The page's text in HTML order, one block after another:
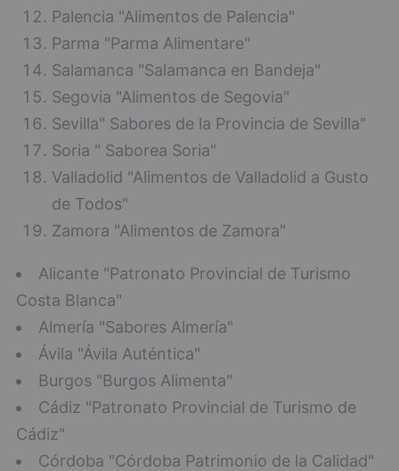
Palencia "Alimentos de Palencia"
Parma "Parma Alimentare"
Salamanca "Salamanca en Bandeja"
Segovia "Alimentos de Segovia"
Sevilla" Sabores de la Provincia de Sevilla"
Soria " Saborea Soria"
Valladolid "Alimentos de Valladolid a Gusto
de Todos"
Zamora "Alimentos de Zamora"
Alicante "Patronato Provincial de Turismo
Costa Blanca"
Almería "Sabores Almería"
Ávila "Ávila Auténtica"
Burgos "Burgos Alimenta"
Cádiz "Patronato Provincial de Turismo de
Cádiz"
Córdoba "Córdoba Patrimonio de la Calidad"